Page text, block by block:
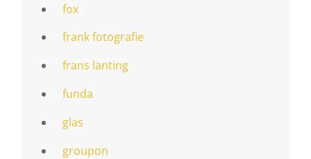
fox
frank fotografie
frans lanting
funda
glas
groupon